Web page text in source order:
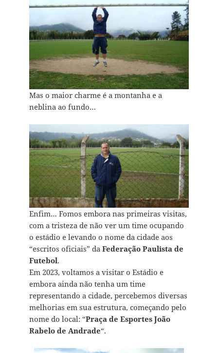
Mas o maior charme é a montanha e a
neblina ao fundo…
Enfim… Fomos embora nas primeiras visitas,
com a tristeza de não ver um time ocupando
o estádio e levando o nome da cidade aos
“escritos oficiais” da Federação Paulista de
Futebol.
Em 2023, voltamos a visitar o Estádio e
embora ainda não tenha um time
representando a cidade, percebemos diversas
melhorias em sua estrutura, começando pelo
nome do local: “Praça de Esportes João
Rabelo de Andrade“.